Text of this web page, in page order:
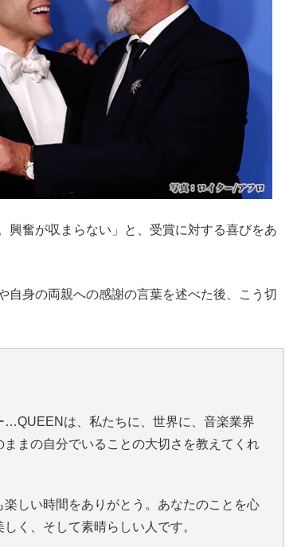
興奮が収まらない」と、受賞に対する喜びをあ
自身の両親への感謝の言葉を述べた後、こう切
…QUEENは、私たちに、世界に、音楽業界
まの自分でいることの大切さを教えてくれ
しい時間をありがとう。あなたのことを心
く、そして素晴らしい人です。